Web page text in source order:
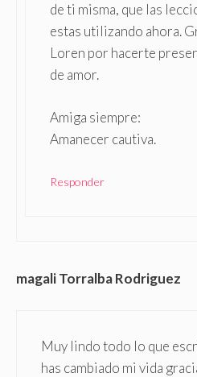
de ti misma, que las
estas utilizando ahora.
Loren por hacerte
de amor.
Amiga siempre:
Amanecer cautiva.
Responder
magali Torralba Rodriguez
Muy lindo todo lo que
has cambiado mi vida